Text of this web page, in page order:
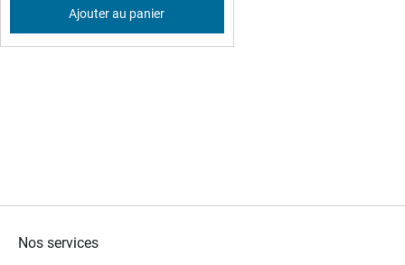
Ajouter au panier
Nos services